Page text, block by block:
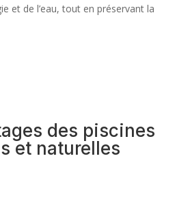
et de l’eau, tout en préservant la
des piscines
et naturelles